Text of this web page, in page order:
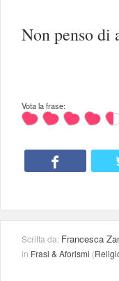
Non penso di
Vota la frase:
Scritta da: Francesca
in Frasi & Aforismi (